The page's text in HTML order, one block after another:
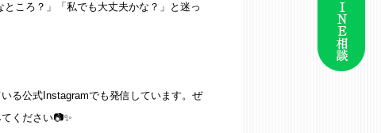
ころ？」「私でも大丈夫かな？」と迷っ
る公式Instagramでも発信しています。ぜ
ください📷✨